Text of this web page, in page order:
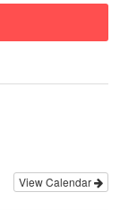
View Calendar